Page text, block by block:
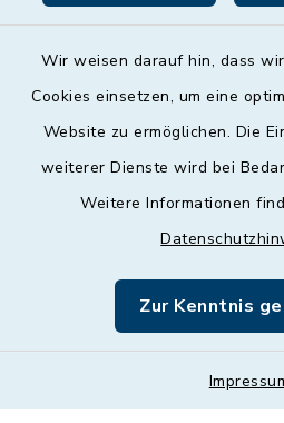
Wir weisen darauf hin, dass
Cookies einsetzen, um eine
Website zu ermöglichen. Die
weiterer Dienste wird bei
Weitere Informationen
Zur Kenntnis